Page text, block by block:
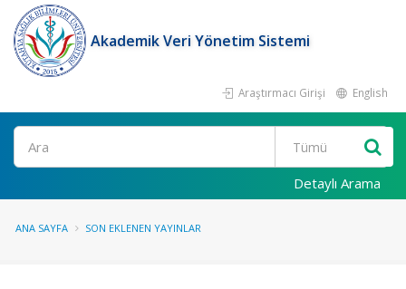
Akademik Veri Yönetim Sistemi
Araştırmacı Girişi English
Ara
Detaylı Arama
ANA SAYFA SON EKLENEN YAYINLAR